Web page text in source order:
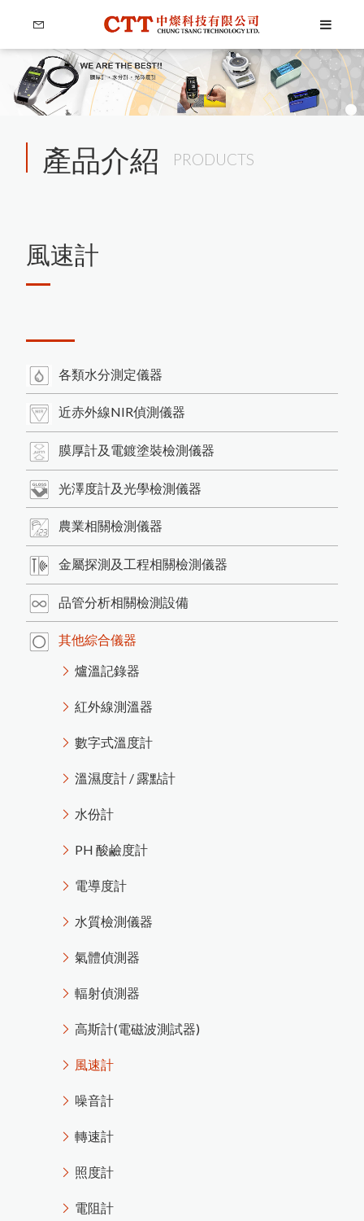
公司簡介
關於我們
日
本
K
E
T
T
膜
厚
計
台
灣
區
總
代
理
商
-
-
-
-
-
中
燦
科
技
日
本
K
E
T
T
水
分
計
台
灣
區
總
代
理
商
-
-
-
-
中
燦
科
技
英
國
R
H
O
P
O
I
N
T
光
澤
度
計
台
灣
區
總
代
理
-
-
-
-
中
燦
科
技
美
國
D
e
F
e
l
s
k
o
台
灣
區
P
R
I
M
E
主
要
代
理
商
-
-
-
-
-
中
燦
科
產品介紹
各類水分測定儀器
紅外線水分計
木材水分計
紙水分計
茶葉水分計
穀類水分計
混凝土水分計
其它水分計
近赤外線NIR偵測儀器
近赤外線NIR水分測定儀
近赤外線NIR成分分析儀
膜
厚
計
及
電
鍍
塗
裝
檢
測
儀
日本KETT 手持式膜厚計
美國PosiTector塗裝膜厚計
美國DeFelsko塗裝檢測儀器
電解式及其他膜厚計
附著力及百格測試儀
塗膜鉛筆硬度計
針孔測試儀
噴砂及表面檢測設備
MFFT 最低成膜溫度儀
油漆塗料相關檢測儀器
光澤度計及光學檢測儀器英國RHOPOINT 光澤度計
色差分析儀器
粉體白度計
農業相關檢測儀器農產專用水分計
小型精米器Pearlest
精米白度計C-600
適期收割判定器OT-300
電動脫殼器TR-270
金
屬
探
測
及
工
程
相
關
檢
測
儀混凝土及水泥相關測試儀器
道路及瀝青相關檢測儀器
金屬探測器
鹽水噴霧試驗機
超音波測厚儀
拉拔試驗機
表面粗度儀
摩擦係數計
韋伯硬度計 & 巴可硬度計
洛氏硬度試驗機
橡膠硬度計
金相研磨抛光機
試片壓鑄機
拉壓力計
耐磨耗試驗機
破裂強度試驗機
恆溫恆濕試驗機
爐溫記錄器
紅外線測溫器
數字式溫度計
溫濕度計 / 露點計
水份計
PH 酸鹼度計
電導度計
水質檢測儀器
輻射偵測器
高斯計(電磁波測試器)
風速計
轉速計
照度計
黏度計
精密烘箱
恆溫水槽
攪拌混合
最新消息如
何
根
據
A
S
T
M
D
3
3
5
9
M
e
t
h
o
d
B
規
範
進
行
百
格
刮
刀
附
著
力
試
驗
HI-540E混凝土水分計開始銷售
使
用
P
o
s
i
T
e
c
t
o
r
G
L
S
光
澤
度
儀
測
量
光
澤
度
日本KETT 會長與夫人來訪
微小測孔光澤度計的應用
如何測量曲面的光澤度？
磁
性
式
膜
厚
計
測
量
鐵
鍍
鋅
厚
度
的
方
商品洽詢
聯絡我們
Language
繁體中文
產品介紹 PRODUCTS
風速計
各類水分測定儀器
近赤外線NIR偵測儀器
膜厚計及電鍍塗裝檢測儀器
光澤度計及光學檢測儀器
農業相關檢測儀器
金屬探測及工程相關檢測儀器
品管分析相關檢測設備
其他綜合儀器
爐溫記錄器
紅外線測溫器
數字式溫度計
溫濕度計 / 露點計
水份計
PH 酸鹼度計
電導度計
水質檢測儀器
氣體偵測器
輻射偵測器
高斯計(電磁波測試器)
風速計
噪音計
轉速計
照度計
電阻計